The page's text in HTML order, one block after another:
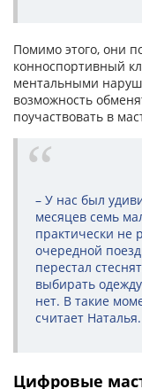
Помимо этого, они
конноспортивный
ментальными
возможность
поучаствовать в
– У нас был
месяцев семь
практически не
очередной
перестал
выбирать
нет. В такие
считает Наталья.
Цифровые